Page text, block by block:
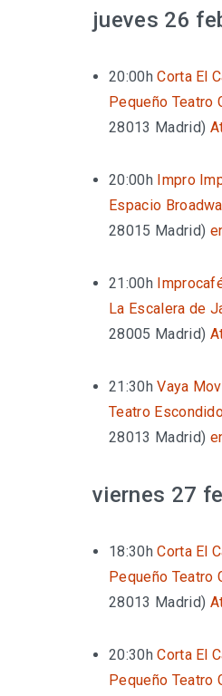
jueves 26
20:00h Corta El
Pequeño Teatro
28013 Madrid)
20:00h Impro
Espacio
28015 Madrid)
21:00h
La Escalera de
28005 Madrid)
21:30h Vaya
Teatro
28013 Madrid)
viernes 27
18:30h Corta El
Pequeño Teatro
28013 Madrid)
20:30h Corta El
Pequeño Teatro